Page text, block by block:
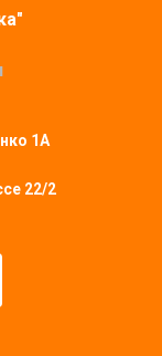
1А
22/2